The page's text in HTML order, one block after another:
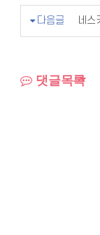
다음글 네스
댓글목록